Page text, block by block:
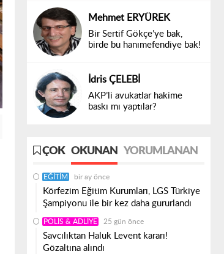
Mehmet ERYÜREK
Bir Sertif Gökçe’ye bak,
birde bu hanımefendiye bak!
İdris ÇELEBİ
AKP’li avukatlar hakime
baskı mı yaptılar?
ÇOK OKUNAN YORUMLANAN
EĞITIM bir ay önce
Körfezim Eğitim Kurumları, LGS Türkiye
Şampiyonu ile bir kez daha gururlandı
POLIS & ADLIYE 25 gün önce
Savcılıktan Haluk Levent kararı!
Gözaltına alındı